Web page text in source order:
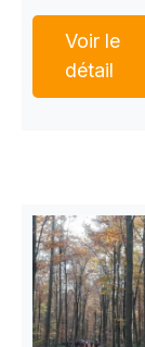
Voir le
détail